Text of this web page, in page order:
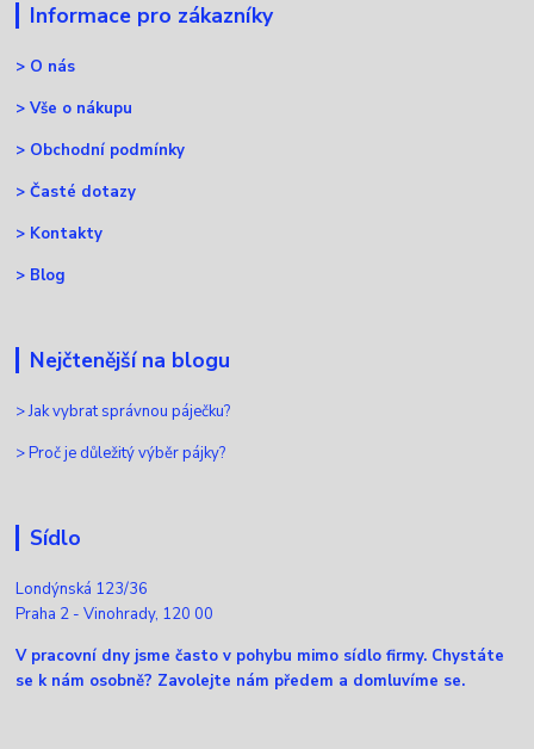
Informace pro zákazníky
> O nás
>Vše o nákupu
> Obchodní podmínky
>Časté dotazy
> Kontakty
> Blog
Nejčtenější na blogu
>Jak vybrat správnou páječku?
>Proč je důležitý výběr pájky?
Sídlo
Londýnská 123/36
Praha 2 - Vinohrady, 120 00
V pracovní dny jsme často v pohybu mimo sídlo firmy. Chystáte
se k nám osobně? Zavolejte nám předem a domluvíme se.